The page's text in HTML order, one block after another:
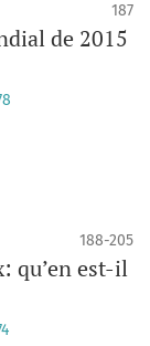
187
de 2015
188-205
qu’en est-il